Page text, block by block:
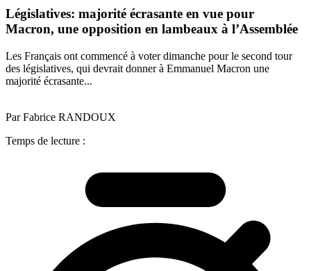
Législatives: majorité écrasante en vue pour
Macron, une opposition en lambeaux à l’Assemblée
Les Français ont commencé à voter dimanche pour le second tour
des législatives, qui devrait donner à Emmanuel Macron une
majorité écrasante...
Par Fabrice RANDOUX
Temps de lecture :